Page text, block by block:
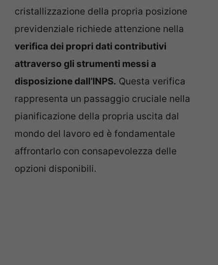
cristallizzazione della propria posizione
previdenziale richiede attenzione nella
verifica dei propri dati contributivi
attraverso gli strumenti messi a
disposizione dall’INPS. Questa verifica
rappresenta un passaggio cruciale nella
pianificazione della propria uscita dal
mondo del lavoro ed è fondamentale
affrontarlo con consapevolezza delle
opzioni disponibili.